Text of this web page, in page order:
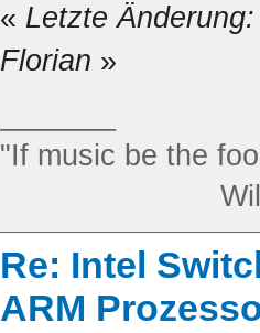
« Letzte
Florian »
"If music be the
William
Re: Intel
ARM